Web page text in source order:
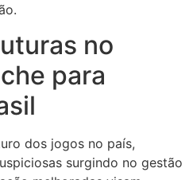
no
para
dos jogos no país,
surgindo no gestão